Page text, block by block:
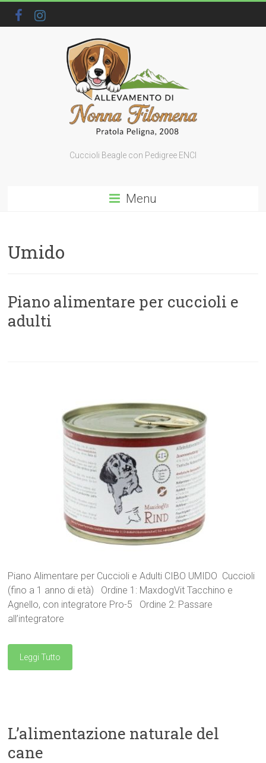
Cuccioli Beagle con Pedigree ENCI
Menu
Umido
Piano alimentare per cuccioli e
adulti
Piano Alimentare per Cuccioli e Adulti CIBO UMIDO Cuccioli
(fino a 1 anno di età) Ordine 1: MaxdogVit Tacchino e
Agnello, con integratore Pro-5 Ordine 2: Passare
all’integratore
Leggi Tutto
L’alimentazione naturale del
cane